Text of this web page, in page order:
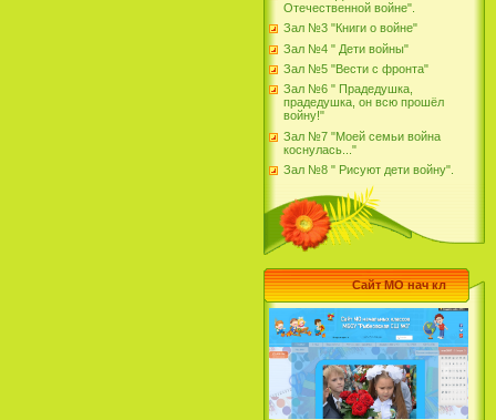
Отечественной войне".
Зал №3 "Книги о войне"
Зал №4 " Дети войны"
Зал №5 "Вести с фронта"
Зал №6 " Прадедушка,
прадедушка, он всю прошёл
войну!"
Зал №7 "Моей семьи война
коснулась..."
Зал №8 " Рисуют дети войну".
Сайт МО нач кл